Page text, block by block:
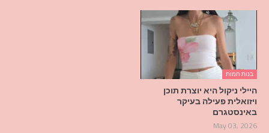
בנות חמות
היילי ניקול היא יוצרת תוכן
ויזואלית פעילה בעיקר
באינסטגרם
May 03, 2026